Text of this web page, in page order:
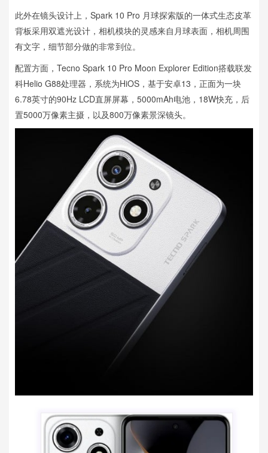
此外在镜头设计上，Spark 10 Pro 月球探索版的一体式生态皮革
背板采用双遮光设计，相机模块的灵感来自月球表面，相机周围
有文字，细节部分做的非常到位。
配置方面，Tecno Spark 10 Pro Moon Explorer Edition搭载联发
科Helio G88处理器，系统为HiOS，基于安卓13，正面为一块
6.78英寸的90Hz LCD直屏屏幕，5000mAh电池，18W快充，后
置5000万像素主摄，以及800万像素景深镜头。